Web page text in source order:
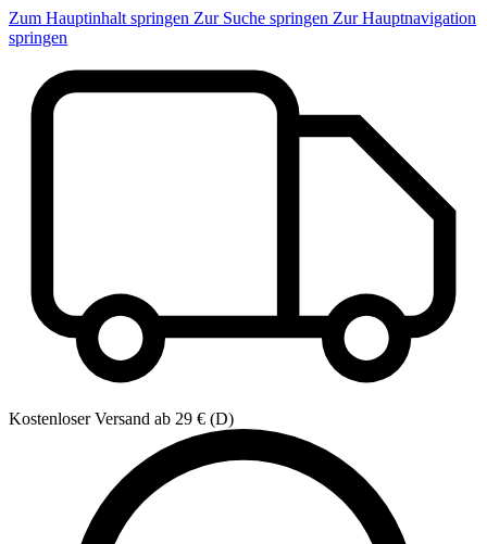
Zum Hauptinhalt springen Zur Suche springen Zur Hauptnavigation
springen
Kostenloser Versand ab 29 € (D)